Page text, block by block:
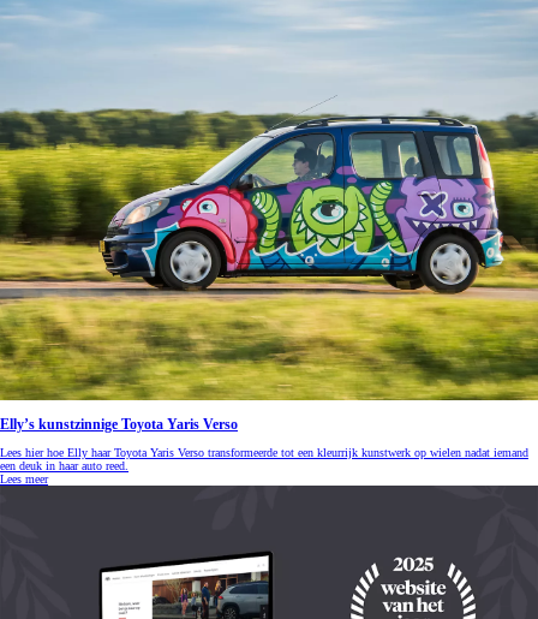
Elly’s kunstzinnige Toyota Yaris Verso
Lees hier hoe Elly haar Toyota Yaris Verso transformeerde tot een kleurrijk kunstwerk op wielen nadat iemand
een deuk in haar auto reed.
Lees meer